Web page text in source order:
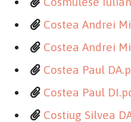
Costea Andrei
Costea Andrei
Costea Paul
Costea Paul
Costiug Silvea